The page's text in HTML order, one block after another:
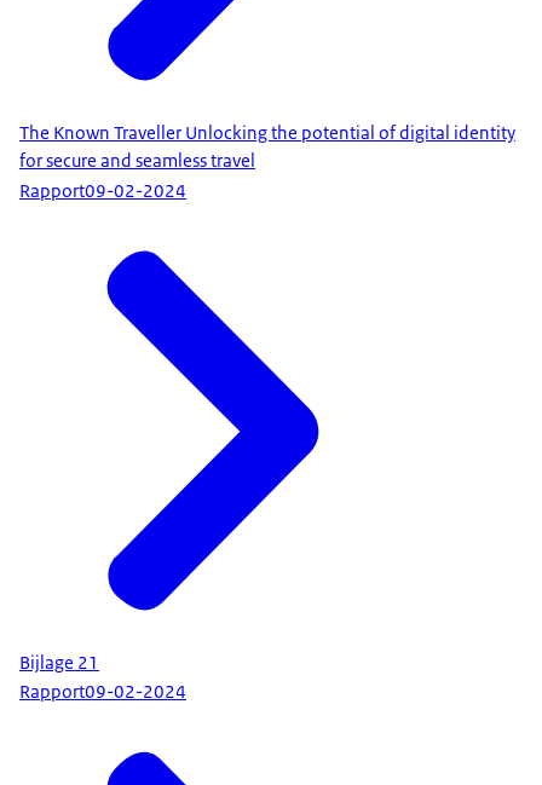
The Known Traveller Unlocking the potential of digital identity
for secure and seamless travel
Rapport09-02-2024
Bijlage 21
Rapport09-02-2024